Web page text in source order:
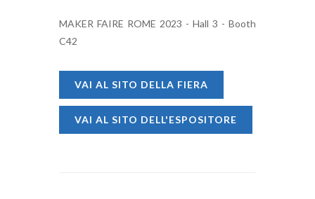
MAKER FAIRE ROME 2023 - Hall 3 - Booth
C42
VAI AL SITO DELLA FIERA
VAI AL SITO DELL'ESPOSITORE